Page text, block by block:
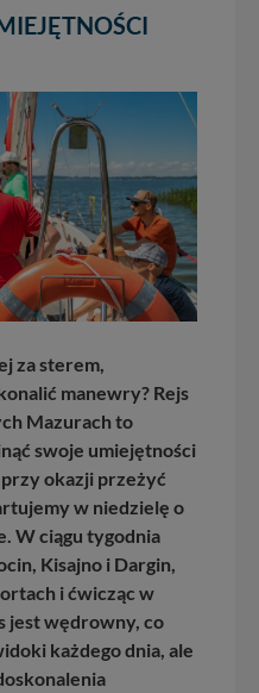
za sterem,
manewry? Rejs
Mazurach to
swoje umiejętności
okazji przeżyć
w niedzielę o
W ciągu tygodnia
Kisajno i Dargin,
i ćwicząc w
jest wędrowny, co
każdego dnia, ale